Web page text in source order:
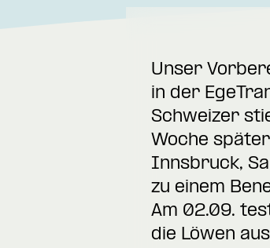
Unser
in der
Schweizer
Woche
Innsbruck,
zu einem
Am 02.09.
die Löwen